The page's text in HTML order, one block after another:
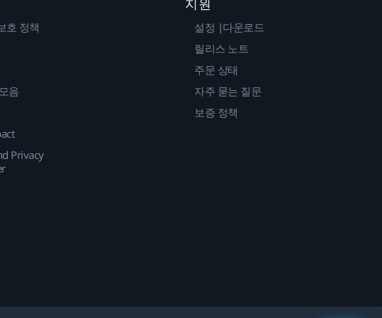
호 정책
음
Privacy
지원
설정 |다운로드
릴리스 노트
주문 상태
자주 묻는 질문
보증 정책